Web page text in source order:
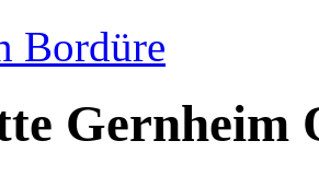
Bordüre
Gernheim